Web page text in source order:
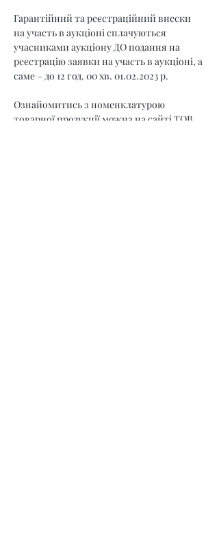
Гарантійний та реєстраційний внески
на участь в аукціоні сплачуються
учасниками аукціону ДО подання на
реєстрацію заявки на участь в аукціоні, а
саме – до 12 год. 00 хв. 01.02.2023 р.
Ознайомитись з номенклатурою
товарної продукції можна на сайті ТОВ